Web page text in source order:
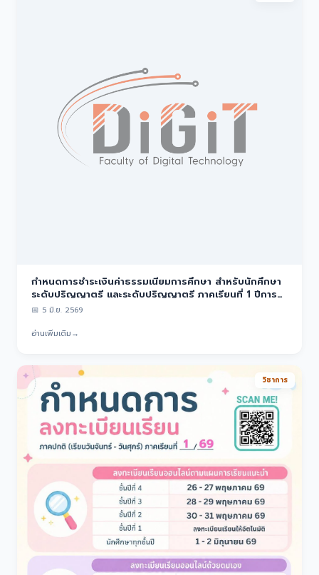
กำหนดการชำระเงินค่าธรรมเนียมการศึกษา สำหรับนักศึกษา
ระดับปริญญาตรี และระดับปริญญาตรี ภาคเรียนที่ 1 ปีการ
ศึกษา 2569
📅 5 มิ.ย. 2569
อ่านเพิ่มเติม→
วิชาการ